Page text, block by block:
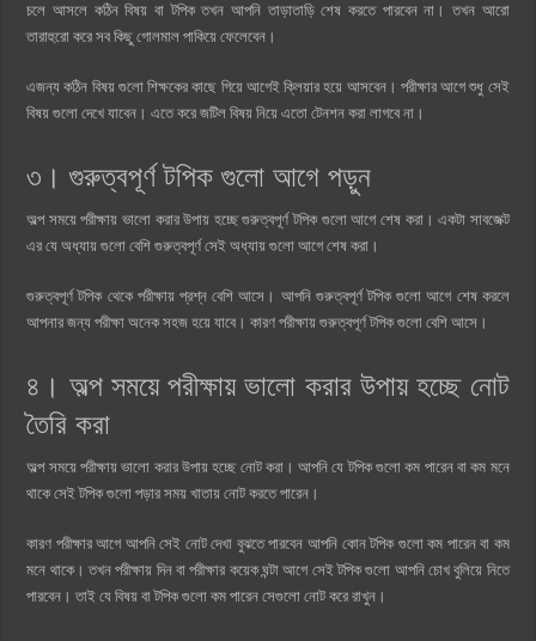
চলে আসলে কঠিন বিষয় বা টপিক তখন আপনি তাড়াতাড়ি শেষ করতে পারবেন না। তখন আরো
তারাহুরো করে সব কিছু গোলমাল পাকিয়ে ফেলেবেন।
এজন্য কঠিন বিষয় গুলো শিক্ষকের কাছে গিয়ে আগেই ক্লিয়ার হয়ে আসবেন। পরীক্ষার আগে শুধু সেই
বিষয় গুলো দেখে যাবেন। এতে করে জটিল বিষয় নিয়ে এতো টেনশন করা লাগবে না।
৩। গুরুত্বপূর্ণ টপিক গুলো আগে পড়ুন
অল্প সময়ে পরীক্ষায় ভালো করার উপায় হচ্ছে গুরুত্বপূর্ণ টপিক গুলো আগে শেষ করা। একটা সাবজেক্ট
এর যে অধ্যায় গুলো বেশি গুরুত্বপূর্ণ সেই অধ্যায় গুলো আগে শেষ করা।
গুরুত্বপূর্ণ টপিক থেকে পরীক্ষায় প্রশ্ন বেশি আসে। আপনি গুরুত্বপূর্ণ টপিক গুলো আগে শেষ করলে
আপনার জন্য পরীক্ষা অনেক সহজ হয়ে যাবে। কারণ পরীক্ষায় গুরুত্বপূর্ণ টপিক গুলো বেশি আসে।
৪। অল্প সময়ে পরীক্ষায় ভালো করার উপায় হচ্ছে নোট
তৈরি করা
অল্প সময়ে পরীক্ষায় ভালো করার উপায় হচ্ছে নোট করা। আপনি যে টপিক গুলো কম পারেন বা কম মনে
থাকে সেই টপিক গুলো পড়ার সময় খাতায় নোট করতে পারেন।
কারণ পরীক্ষার আগে আপনি সেই নোট দেখা বুঝতে পারবেন আপনি কোন টপিক গুলো কম পারেন বা কম
মনে থাকে। তখন পরীক্ষায় দিন বা পরীক্ষার কয়েক ঘন্টা আগে সেই টপিক গুলো আপনি চোখ বুলিয়ে নিতে
পারবেন। তাই যে বিষয় বা টপিক গুলো কম পারেন সেগুলো নোট করে রাখুন।